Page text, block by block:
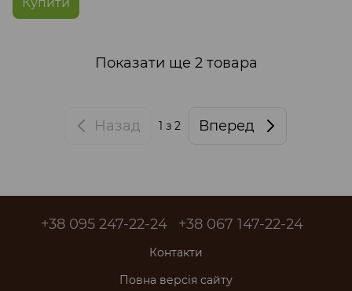
Показати ще 2 товара
Назад 1 з 2 Вперед
+38 095 247-22-24 +38 067 147-22-24
Контакти
Повна версія сайту